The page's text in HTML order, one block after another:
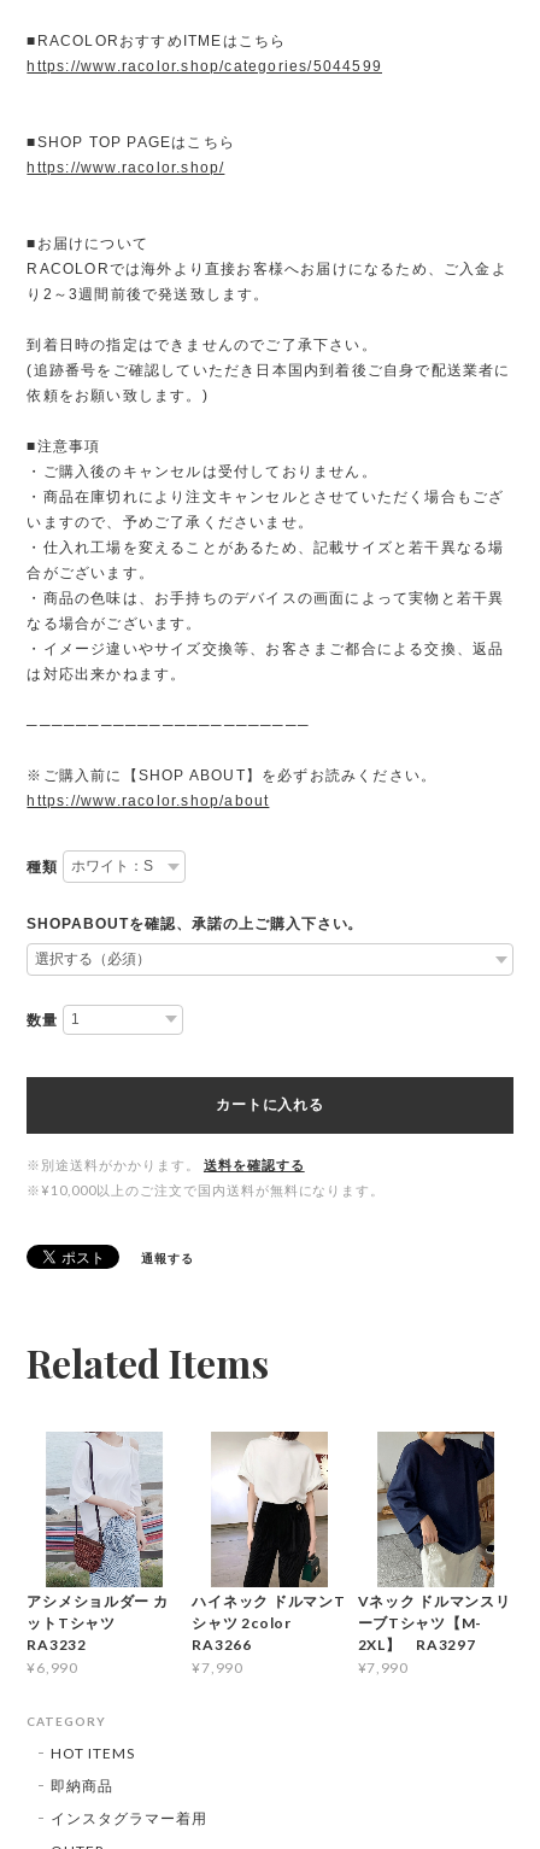
■RACOLORおすすめITMEはこちら
https://www.racolor.shop/categories/5044599
■SHOP TOP PAGEはこちら
https://www.racolor.shop/
■お届けについて
RACOLORでは海外より直接お客様へお届けになるため、ご入金よ
り2～3週間前後で発送致します。
到着日時の指定はできませんのでご了承下さい。
(追跡番号をご確認していただき日本国内到着後ご自身で配送業者に
依頼をお願い致します。)
■注意事項
・ご購入後のキャンセルは受付しておりません。
・商品在庫切れにより注文キャンセルとさせていただく場合もござ
いますので、予めご了承くださいませ。
・仕入れ工場を変えることがあるため、記載サイズと若干異なる場
合がございます。
・商品の色味は、お手持ちのデバイスの画面によって実物と若干異
なる場合がございます。
・イメージ違いやサイズ交換等、お客さまご都合による交換、返品
は対応出来かねます。
───────────────────────
※ご購入前に【SHOP ABOUT】を必ずお読みください。
https://www.racolor.shop/about
種類
SHOPABOUTを確認、承諾の上ご購入下さい。
数量
カートに入れる
※別途送料がかかります。
送料を確認する
※¥10,000以上のご注文で国内送料が無料になります。
通報する
Related Items
アシメショルダー カ
ットTシャツ
RA3232
¥6,990
ハイネック ドルマンT
シャツ 2color
RA3266
¥7,990
Vネック ドルマンスリ
ーブTシャツ【M-
2XL】 RA3297
¥7,990
CATEGORY
HOT ITEMS
即納商品
インスタグラマー着用